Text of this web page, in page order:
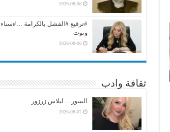
2026-08-06
#ترقيع #الفشل بالكرامة …#سناء
وتوت
2026-08-06
ثقافة وادب
السور….ليلاس زرزور
2026-08-07